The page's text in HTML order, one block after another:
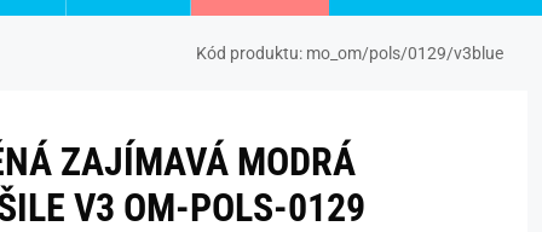
Kód produktu: mo_om/pols/0129/v3blue
ZAJÍMAVÁ MODRÁ
V3 OM-POLS-0129